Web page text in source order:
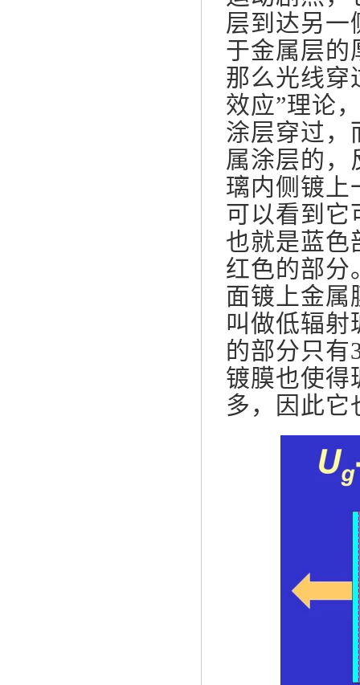
层到达另一
于金属层的
那么光线穿
效应”理论
涂层穿过，
属涂层的，
璃内侧镀上
可以看到它
也就是蓝色
红色的部分
面镀上金属
叫做低辐射
的部分只有
镀膜也使得
多，因此它